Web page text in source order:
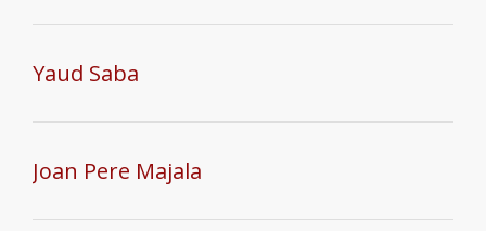
Yaud Saba
Joan Pere Majala